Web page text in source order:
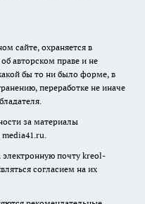
сайте, охраняется в
авторском праве и не
бы то ни было форме, в
переработке не иначе
за материалы
почту kreol-
согласием на их